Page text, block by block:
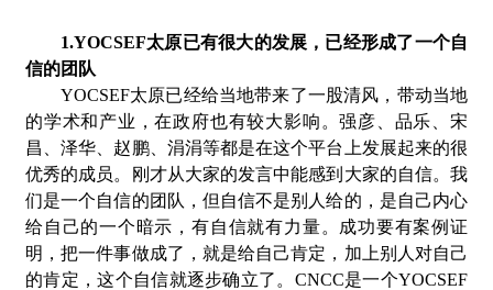
1.YOCSEF太原已有很大的发展，已经形成了一个自
信的团队
YOCSEF太原已经给当地带来了一股清风，带动当地
的学术和产业，在政府也有较大影响。强彦、品乐、宋
昌、泽华、赵鹏、涓涓等都是在这个平台上发展起来的很
优秀的成员。刚才从大家的发言中能感到大家的自信。我
们是一个自信的团队，但自信不是别人给的，是自己内心
给自己的一个暗示，有自信就有力量。成功要有案例证
明，把一件事做成了，就是给自己肯定，加上别人对自己
的肯定，这个自信就逐步确立了。CNCC是一个YOCSEF